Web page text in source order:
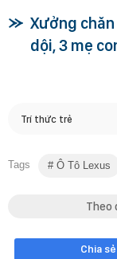
Xưởng
dội, 3 mẹ
Trí thức trẻ
Tags Ô Tô Lexus
Theo
Chia sẻ